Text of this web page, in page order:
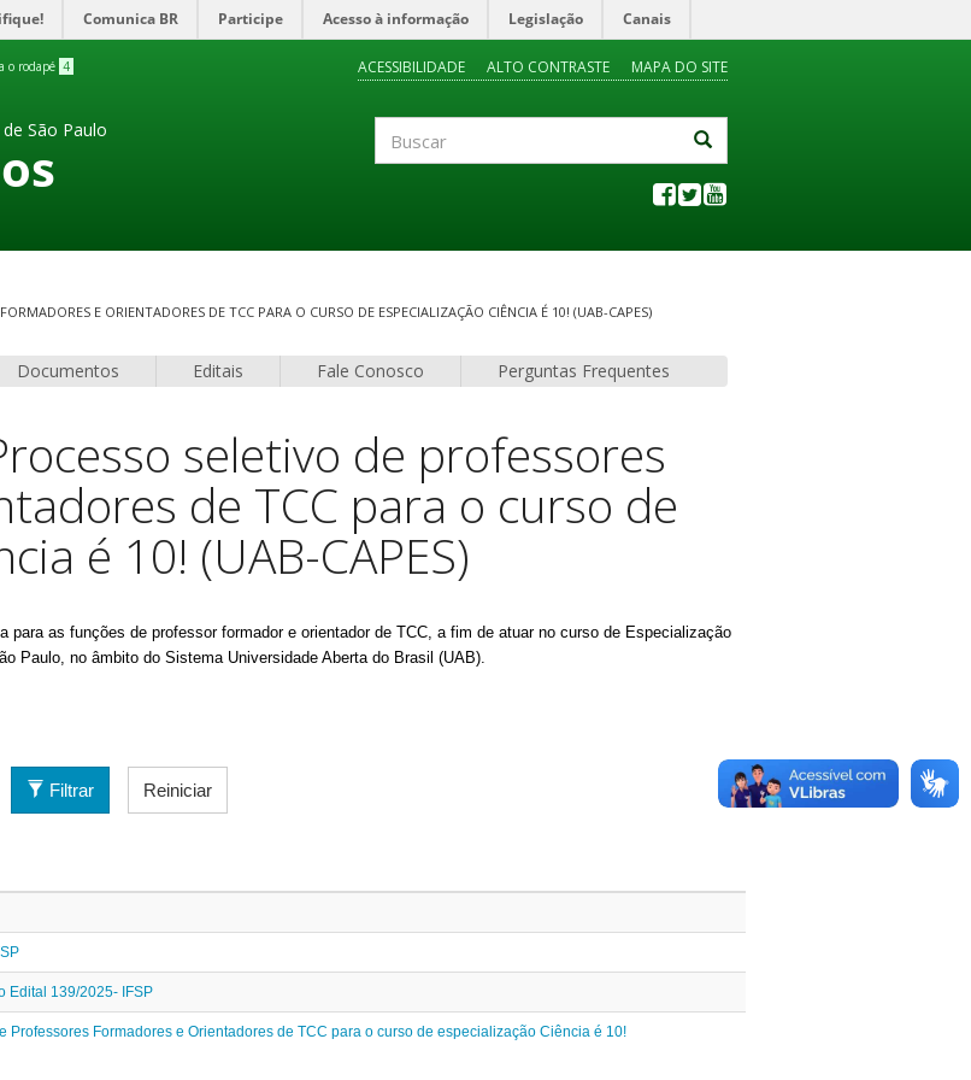
Comunica BR Participe Acesso à informação Legislação Canais
o rodapé 4 ACESSIBILIDADE ALTO CONTRASTE MAPA DO SITE
São Paulo
E ORIENTADORES DE TCC PARA O CURSO DE ESPECIALIZAÇÃO CIÊNCIA É 10! (UAB-CAPES)
Documentos Editais Fale Conosco Perguntas Frequentes
seletivo de professores
de TCC para o curso de
é 10! (UAB-CAPES)
para as funções de professor formador e orientador de TCC, a fim de atuar no curso de Especialização
Paulo, no âmbito do Sistema Universidade Aberta do Brasil (UAB).
Filtrar Reiniciar
Edital 139/2025- IFSP
Professores Formadores e Orientadores de TCC para o curso de especialização Ciência é 10!